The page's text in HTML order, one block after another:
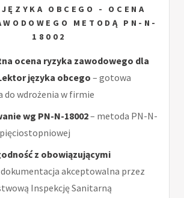
OBCEGO - OCENA
METODĄ PN-N-
18002
ocena ryzyka zawodowego dla
języka obcego – gotowa
do wdrożenia w firmie
wg PN-N-18002– metoda PN-N-
z obowiązującymi
akceptowalna przez
Inspekcję Sanitarną